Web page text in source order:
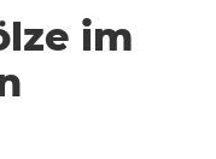
im